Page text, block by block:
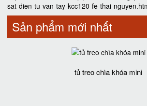
sat-dien-tu-van-tay-kcc120-fe-thai-
Sản phẩm mới nhất
tủ treo chìa khóa mini